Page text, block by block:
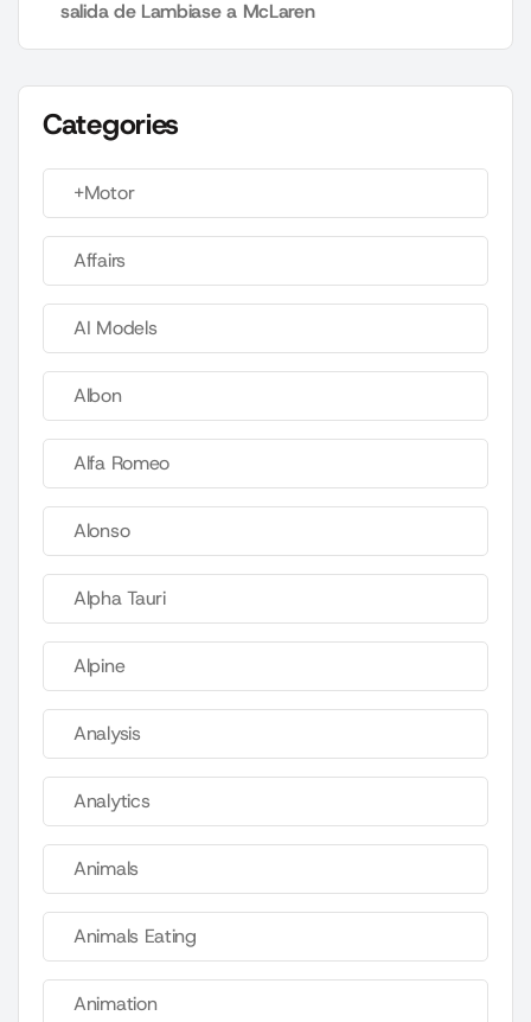
salida de Lambiase a McLaren
Categories
+Motor
Affairs
AI Models
Albon
Alfa Romeo
Alonso
Alpha Tauri
Alpine
Analysis
Analytics
Animals
Animals Eating
Animation